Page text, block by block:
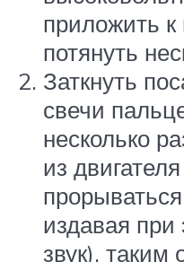
приложить
потянуть
Заткнуть
свечи
несколько
из
издавая при
звук),